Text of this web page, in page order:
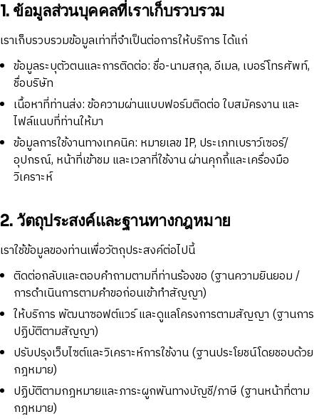
1. ข้อมูลส่วนบุคคลที่เราเก็บรวบรวม
เราเก็บรวบรวมข้อมูลเท่าที่จำเป็นต่อการให้บริการ ได้แก่
ข้อมูลระบุตัวตนและการติดต่อ: ชื่อ-นามสกุล, อีเมล, เบอร์โทรศัพท์,
ชื่อบริษัท
เนื้อหาที่ท่านส่ง: ข้อความผ่านแบบฟอร์มติดต่อ ใบสมัครงาน และ
ไฟล์แนบที่ท่านให้มา
ข้อมูลการใช้งานทางเทคนิค: หมายเลข IP, ประเภทเบราว์เซอร์/
อุปกรณ์, หน้าที่เข้าชม และเวลาที่ใช้งาน ผ่านคุกกี้และเครื่องมือ
วิเคราะห์
2. วัตถุประสงค์และฐานทางกฎหมาย
เราใช้ข้อมูลของท่านเพื่อวัตถุประสงค์ต่อไปนี้
ติดต่อกลับและตอบคำถามตามที่ท่านร้องขอ (ฐานความยินยอม /
การดำเนินการตามคำขอก่อนเข้าทำสัญญา)
ให้บริการ พัฒนาซอฟต์แวร์ และดูแลโครงการตามสัญญา (ฐานการ
ปฏิบัติตามสัญญา)
ปรับปรุงเว็บไซต์และวิเคราะห์การใช้งาน (ฐานประโยชน์โดยชอบด้วย
กฎหมาย)
ปฏิบัติตามกฎหมายและภาระผูกพันทางบัญชี/ภาษี (ฐานหน้าที่ตาม
กฎหมาย)